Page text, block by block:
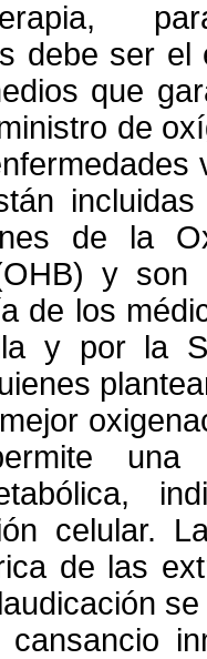
debe ser el
que
de
de la
y son
de los
y por la
una
celular.
de las